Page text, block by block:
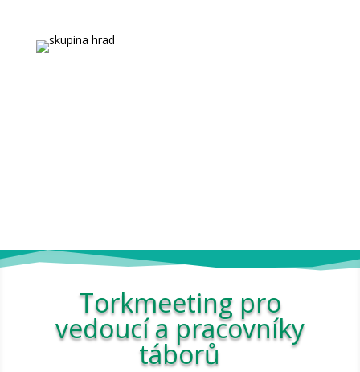
Torkmeeting pro
vedoucí a pracovníky
táborů